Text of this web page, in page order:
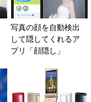
写真の顔を自動検出
して隠してくれるア
プリ「顔隠し」